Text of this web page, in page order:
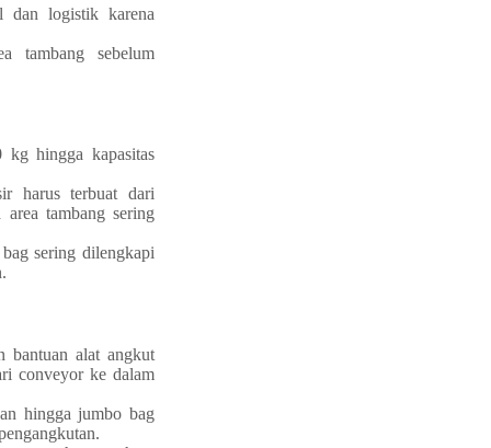
dan logistik karena
tambang sebelum
kg hingga kapasitas
harus terbuat dari
tambang sering
sering dilengkapi
bantuan alat angkut
conveyor ke dalam
hingga jumbo bag